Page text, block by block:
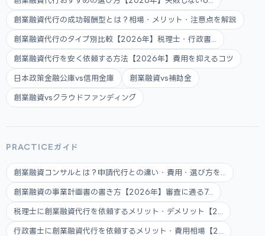
創業融資代行の成功報酬型とは？相場・メリット・注意点を解説
創業融資代行のタイプ別比較【2026年】税理士・行政書...
創業融資代行を安く依頼する方法【2026年】費用を抑えるコツ
日本政策金融公庫vs信用金庫 創業融資vs補助金
創業融資vsクラウドファンディング
PRACTICEガイド
創業融資コンサルとは？申請代行との違い・費用・選び方を...
創業融資の事業計画書の書き方【2026年】審査に通る7...
税理士に創業融資代行を依頼するメリット・デメリット【2...
行政書士に創業融資代行を依頼するメリット・費用相場【2...